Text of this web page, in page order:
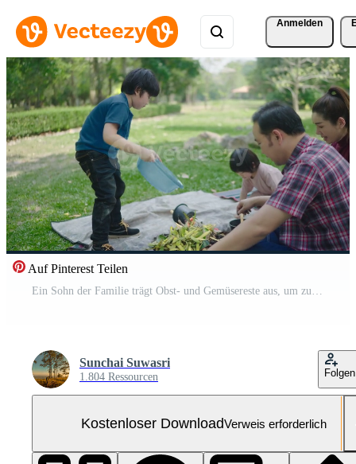
Anmelden
Auf Pinterest Teilen
Ein Sohn der Familie trägt Obst- und Gemüsereste aus, um zu lernen, wie man natürlichen Kompost herstellt. im Vorgarten an Feiertagen Kostenloses Video
Sunchai Suwasri
1.804 Ressourcen Folgen
Kostenloser DownloadVerweis erforderlich